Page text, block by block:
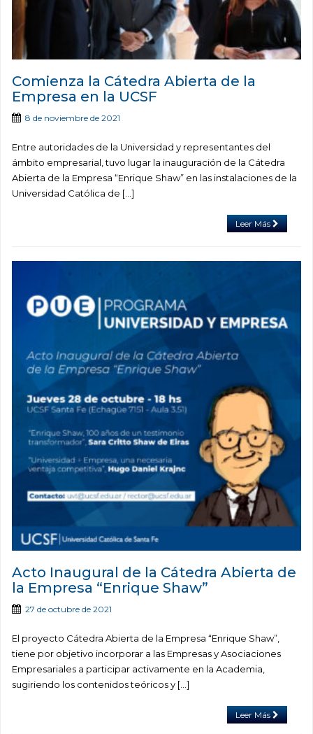
Comienza la Cátedra Abierta de la
Empresa en la UCSF
8 de noviembre de 2021
Entre autoridades de la Universidad y representantes del
ámbito empresarial, tuvo lugar la inauguración de la Cátedra
Abierta de la Empresa “Enrique Shaw” en las instalaciones de la
Universidad Católica de […]
Leer Más
Acto Inaugural de la Cátedra Abierta de
la Empresa “Enrique Shaw”
27 de octubre de 2021
El proyecto Cátedra Abierta de la Empresa “Enrique Shaw”,
tiene por objetivo incorporar a las Empresas y Asociaciones
Empresariales a participar activamente en la Academia,
sugiriendo los contenidos teóricos y […]
Leer Más